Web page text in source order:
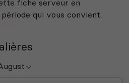
fiche serveur en
qui vous convient.